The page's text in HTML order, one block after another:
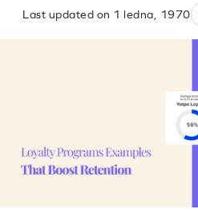
Last updated on 1 ledna, 1970